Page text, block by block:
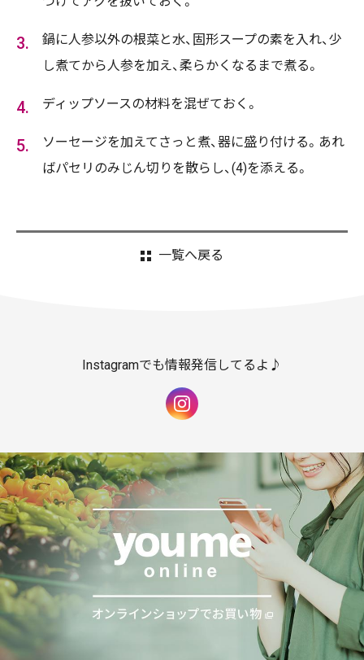
鍋に人参以外の根菜と水、固形スープの素を入れ、少
し煮てから人参を加え、柔らかくなるまで煮る。
ディップソースの材料を混ぜておく。
ソーセージを加えてさっと煮、器に盛り付ける。あれ
ばパセリのみじん切りを散らし、(4)を添える。
一覧へ戻る
Instagramでも情報発信してるよ♪